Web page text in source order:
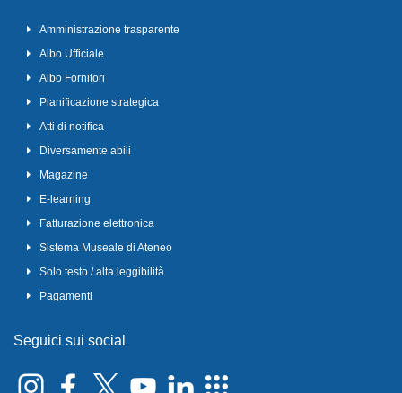
Amministrazione trasparente
Albo Ufficiale
Albo Fornitori
Pianificazione strategica
Atti di notifica
Diversamente abili
Magazine
E-learning
Fatturazione elettronica
Sistema Museale di Ateneo
Solo testo / alta leggibilità
Pagamenti
Seguici sui social